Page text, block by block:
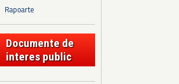
Rapoarte
Documente de
interes public